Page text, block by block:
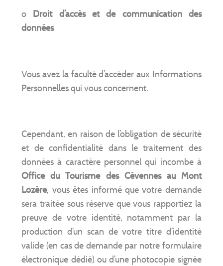
o Droit d’accès et de communication des
données
Vous avez la faculté d’accéder aux Informations
Personnelles qui vous concernent.
Cependant, en raison de l’obligation de sécurité
et de confidentialité dans le traitement des
données à caractère personnel qui incombe à
Office du Tourisme des Cévennes au Mont
Lozère, vous êtes informé que votre demande
sera traitée sous réserve que vous rapportiez la
preuve de votre identité, notamment par la
production d’un scan de votre titre d’identité
valide (en cas de demande par notre formulaire
électronique dédié) ou d’une photocopie signée